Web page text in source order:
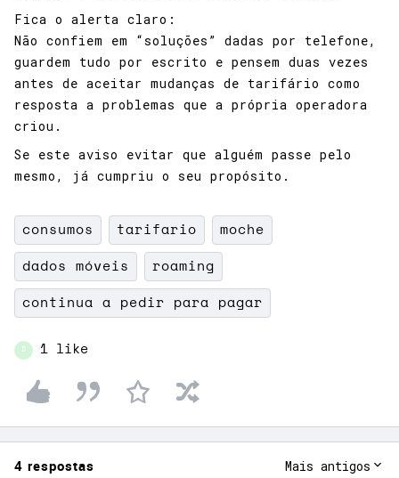
Fica o alerta claro:
Não confiem em “soluções” dadas por telefone,
guardem tudo por escrito e pensem duas vezes
antes de aceitar mudanças de tarifário como
resposta a problemas que a própria operadora
criou.
Se este aviso evitar que alguém passe pelo
mesmo, já cumpriu o seu propósito.
consumos tarifario moche
dados móveis roaming
continua a pedir para pagar
D 1 like
4 respostas Mais antigos